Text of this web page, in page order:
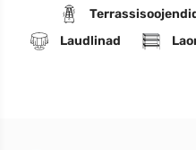
Laudlinad